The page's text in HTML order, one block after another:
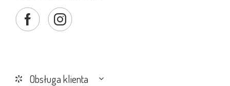
Obsługa klienta